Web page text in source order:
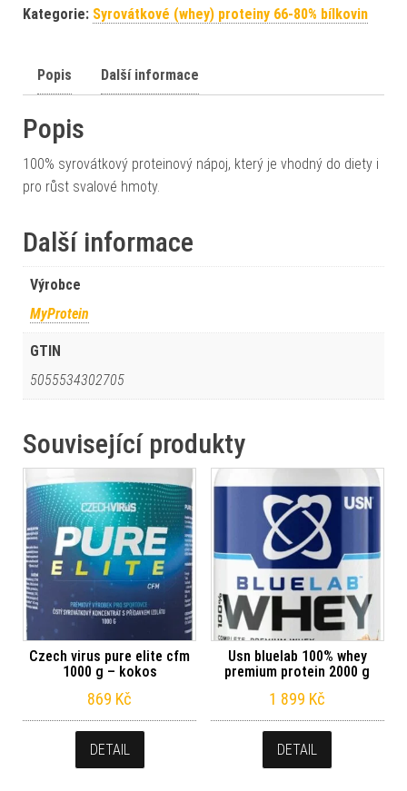
Kategorie: Syrovátkové (whey) proteiny 66-80% bílkovin
Popis Další informace
Popis
100% syrovátkový proteinový nápoj, který je vhodný do diety i
pro růst svalové hmoty.
Další informace
Výrobce
MyProtein
GTIN
5055534302705
Související produkty
Czech virus pure elite cfm
1000 g – kokos
869 Kč
DETAIL
Usn bluelab 100% whey
premium protein 2000 g
1 899 Kč
DETAIL